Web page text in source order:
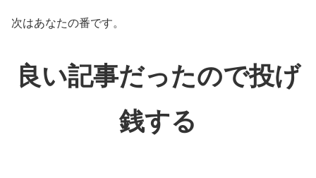
次はあなたの番です。
良い記事だったので投げ
銭する